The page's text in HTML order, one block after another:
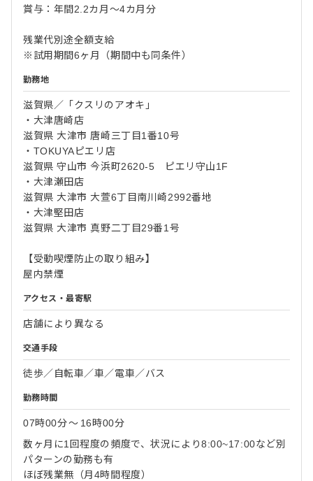
賞与：年間2.2カ月～4カ月分
残業代別途全額支給
※試用期間6ヶ月（期間中も同条件）
勤務地
滋賀県／「クスリのアオキ」
・大津唐崎店
滋賀県 大津市 唐崎三丁目1番10号
・TOKUYAピエリ店
滋賀県 守山市 今浜町2620-5 ピエリ守山1F
・大津瀬田店
滋賀県 大津市 大萱6丁目南川崎2992番地
・大津堅田店
滋賀県 大津市 真野二丁目29番1号
【受動喫煙防止の取り組み】
屋内禁煙
アクセス・最寄駅
店舗により異なる
交通手段
徒歩／自転車／車／電車／バス
勤務時間
07時00分〜 16時00分
数ヶ月に1回程度の頻度で、状況により8:00~17:00など別
パターンの勤務も有
ほぼ残業無（月4時間程度）